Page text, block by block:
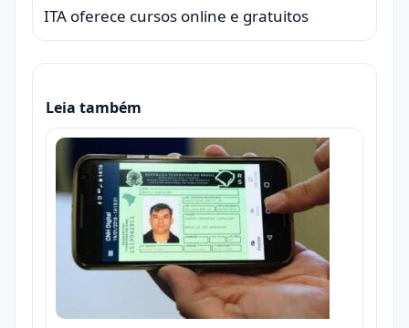
ITA oferece cursos online e gratuitos
Leia também